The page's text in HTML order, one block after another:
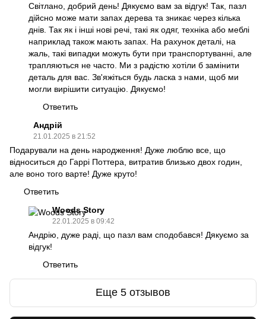
Світлано, добрий день! Дякуємо вам за відгук! Так, пазл
дійсно може мати запах дерева та зникає через кілька
днів. Так як і інші нові речі, такі як одяг, техніка або меблі
наприклад також мають запах. На рахунок деталі, на
жаль, такі випадки можуть бути при транспортуванні, але
трапляються не часто. Ми з радістю хотіли б замінити
деталь для вас. Зв'яжіться будь ласка з нами, щоб ми
могли вирішити ситуацію. Дякуємо!
Ответить
Андрій
21.01.2025 в 21:52
Подарували на день народження! Дуже люблю все, що
відноситься до Гаррі Поттера, витратив близько двох годин,
але воно того варте! Дуже круто!
Ответить
Woods Story
22.01.2025 в 09:42
Андрію, дуже раді, що пазл вам сподобався! Дякуємо за
відгук!
Ответить
Еще 5 отзывов